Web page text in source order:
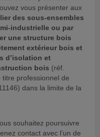
vous présenter aux
des sous-ensembles
industrielle ou par
une structure bois
extérieur bois et
d’isolation et
bois (réf.
professionnel de
dans la limite de la
souhaitez poursuivre
contact avec l’un de